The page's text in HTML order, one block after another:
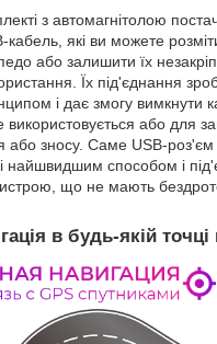
з автомагнітолою
кабель, які ви можете
або залишити їх
Їх під'єднання
і дає змогу вимкнути
використовується або для
або зносу. Саме USB-роз'єм
найшвидшим способом і
що не мають
в будь-якій точці